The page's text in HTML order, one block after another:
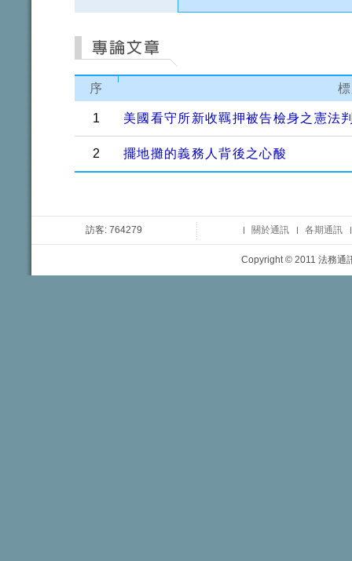
序
1 美國看守所新收羈押被告檢身之憲法
2 擺地攤的義務人背後之心酸
訪客: 764279 關於通訊 各期通訊
Copyright © 2011 法務